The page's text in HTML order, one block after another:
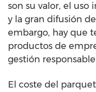
son su valor, el uso
y la gran difusión
embargo, hay que
productos de
gestión
El coste del